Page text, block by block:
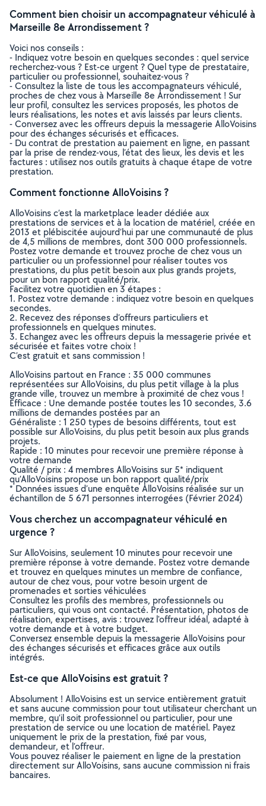
Comment bien choisir un accompagnateur véhiculé à
Marseille 8e Arrondissement ?
Voici nos conseils :
- Indiquez votre besoin en quelques secondes : quel service
recherchez-vous ? Est-ce urgent ? Quel type de prestataire,
particulier ou professionnel, souhaitez-vous ?
- Consultez la liste de tous les accompagnateurs véhiculé,
proches de chez vous à Marseille 8e Arrondissement ! Sur
leur profil, consultez les services proposés, les photos de
leurs réalisations, les notes et avis laissés par leurs clients.
- Conversez avec les offreurs depuis la messagerie AlloVoisins
pour des échanges sécurisés et efficaces.
- Du contrat de prestation au paiement en ligne, en passant
par la prise de rendez-vous, l’état des lieux, les devis et les
factures : utilisez nos outils gratuits à chaque étape de votre
prestation.
Comment fonctionne AlloVoisins ?
AlloVoisins c’est la marketplace leader dédiée aux
prestations de services et à la location de matériel, créée en
2013 et plébiscitée aujourd’hui par une communauté de plus
de 4,5 millions de membres, dont 300 000 professionnels.
Postez votre demande et trouvez proche de chez vous un
particulier ou un professionnel pour réaliser toutes vos
prestations, du plus petit besoin aux plus grands projets,
pour un bon rapport qualité/prix.
Facilitez votre quotidien en 3 étapes :
1. Postez votre demande : indiquez votre besoin en quelques
secondes.
2. Recevez des réponses d’offreurs particuliers et
professionnels en quelques minutes.
3. Echangez avec les offreurs depuis la messagerie privée et
sécurisée et faites votre choix !
C’est gratuit et sans commission !
AlloVoisins partout en France : 35 000 communes
représentées sur AlloVoisins, du plus petit village à la plus
grande ville, trouvez un membre à proximité de chez vous !
Efficace : Une demande postée toutes les 10 secondes, 3.6
millions de demandes postées par an
Généraliste : 1 250 types de besoins différents, tout est
possible sur AlloVoisins, du plus petit besoin aux plus grands
projets.
Rapide : 10 minutes pour recevoir une première réponse à
votre demande
Qualité / prix : 4 membres AlloVoisins sur 5* indiquent
qu’AlloVoisins propose un bon rapport qualité/prix
* Données issues d’une enquête AlloVoisins réalisée sur un
échantillon de 5 671 personnes interrogées (Février 2024)
Vous cherchez un accompagnateur véhiculé en
urgence ?
Sur AlloVoisins, seulement 10 minutes pour recevoir une
première réponse à votre demande. Postez votre demande
et trouvez en quelques minutes un membre de confiance,
autour de chez vous, pour votre besoin urgent de
promenades et sorties véhiculées
Consultez les profils des membres, professionnels ou
particuliers, qui vous ont contacté. Présentation, photos de
réalisation, expertises, avis : trouvez l'offreur idéal, adapté à
votre demande et à votre budget.
Conversez ensemble depuis la messagerie AlloVoisins pour
des échanges sécurisés et efficaces grâce aux outils
intégrés.
Est-ce que AlloVoisins est gratuit ?
Absolument ! AlloVoisins est un service entièrement gratuit
et sans aucune commission pour tout utilisateur cherchant un
membre, qu’il soit professionnel ou particulier, pour une
prestation de service ou une location de matériel. Payez
uniquement le prix de la prestation, fixé par vous,
demandeur, et l’offreur.
Vous pouvez réaliser le paiement en ligne de la prestation
directement sur AlloVoisins, sans aucune commission ni frais
bancaires.